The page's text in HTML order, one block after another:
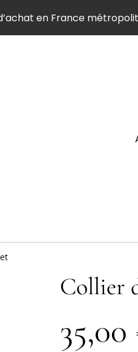
en France
Collier